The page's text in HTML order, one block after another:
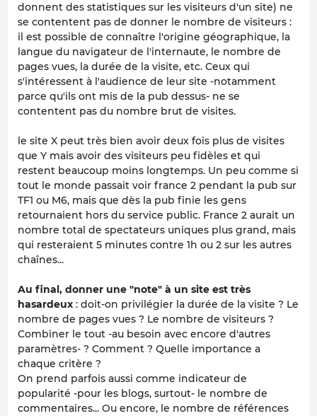
donnent des statistiques sur les visiteurs d'un site) ne
se contentent pas de donner le nombre de visiteurs :
il est possible de connaître l'origine géographique, la
langue du navigateur de l'internaute, le nombre de
pages vues, la durée de la visite, etc. Ceux qui
s'intéressent à l'audience de leur site -notamment
parce qu'ils ont mis de la pub dessus- ne se
contentent pas du nombre brut de visites.
le site X peut très bien avoir deux fois plus de visites
que Y mais avoir des visiteurs peu fidèles et qui
restent beaucoup moins longtemps. Un peu comme si
tout le monde passait voir france 2 pendant la pub sur
TF1 ou M6, mais que dès la pub finie les gens
retournaient hors du service public. France 2 aurait un
nombre total de spectateurs uniques plus grand, mais
qui resteraient 5 minutes contre 1h ou 2 sur les autres
chaînes...
Au final, donner une "note" à un site est très
hasardeux : doit-on privilégier la durée de la visite ? Le
nombre de pages vues ? Le nombre de visiteurs ?
Combiner le tout -au besoin avec encore d'autres
paramètres- ? Comment ? Quelle importance a
chaque critère ?
On prend parfois aussi comme indicateur de
popularité -pour les blogs, surtout- le nombre de
commentaires... Ou encore, le nombre de références